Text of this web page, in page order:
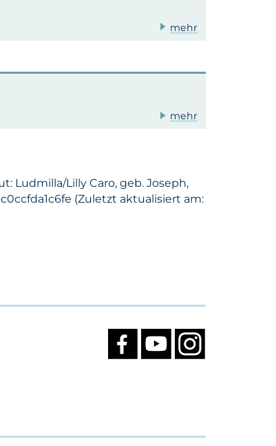
mehr
mehr
Ludmilla/Lilly Caro, geb. Joseph,
(Zuletzt aktualisiert am: